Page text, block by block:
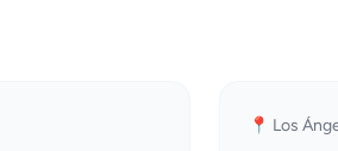
📍 Los